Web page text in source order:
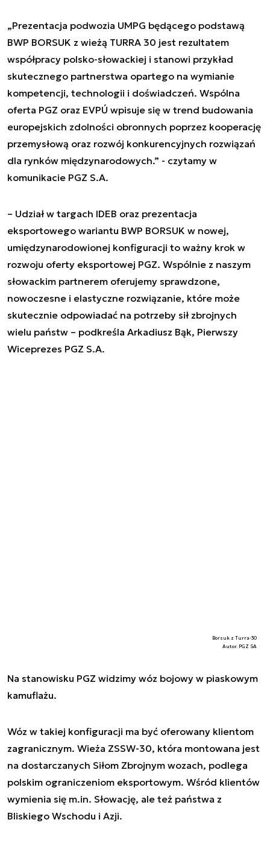
„Prezentacja podwozia UMPG będącego podstawą
BWP BORSUK z wieżą TURRA 30 jest rezultatem
współpracy polsko-słowackiej i stanowi przykład
skutecznego partnerstwa opartego na wymianie
kompetencji, technologii i doświadczeń. Wspólna
oferta PGZ oraz EVPÚ wpisuje się w trend budowania
europejskich zdolności obronnych poprzez kooperację
przemysłową oraz rozwój konkurencyjnych rozwiązań
dla rynków międzynarodowych.” - czytamy w
komunikacie PGZ S.A.
– Udział w targach IDEB oraz prezentacja
eksportowego wariantu BWP BORSUK w nowej,
umiędzynarodowionej konfiguracji to ważny krok w
rozwoju oferty eksportowej PGZ. Wspólnie z naszym
słowackim partnerem oferujemy sprawdzone,
nowoczesne i elastyczne rozwiązanie, które może
skutecznie odpowiadać na potrzeby sił zbrojnych
wielu państw – podkreśla Arkadiusz Bąk, Pierwszy
Wiceprezes PGZ S.A.
Borsuk z Turra-30
Autor. PGZ SA
Na stanowisku PGZ widzimy wóz bojowy w piaskowym
kamuflażu.
Wóz w takiej konfiguracji ma być oferowany klientom
zagranicznym. Wieża ZSSW-30, która montowana jest
na dostarczanych Siłom Zbrojnym wozach, podlega
polskim ograniczeniom eksportowym. Wśród klientów
wymienia się m.in. Słowację, ale też państwa z
Bliskiego Wschodu i Azji.